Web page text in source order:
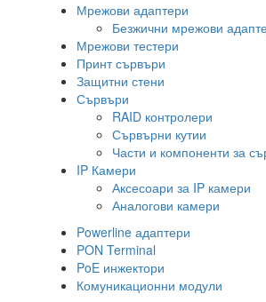
Мрежови адаптери
Безжични мрежови
Мрежови тестери
Принт сървъри
Защитни стени
Сървъри
RAID контролери
Сървърни кутии
Части и компоненти за
IP Камери
Аксесоари за IP камери
Аналогови камери
Powerline адаптери
PON Terminal
PoE инжектори
Комуникационни модули